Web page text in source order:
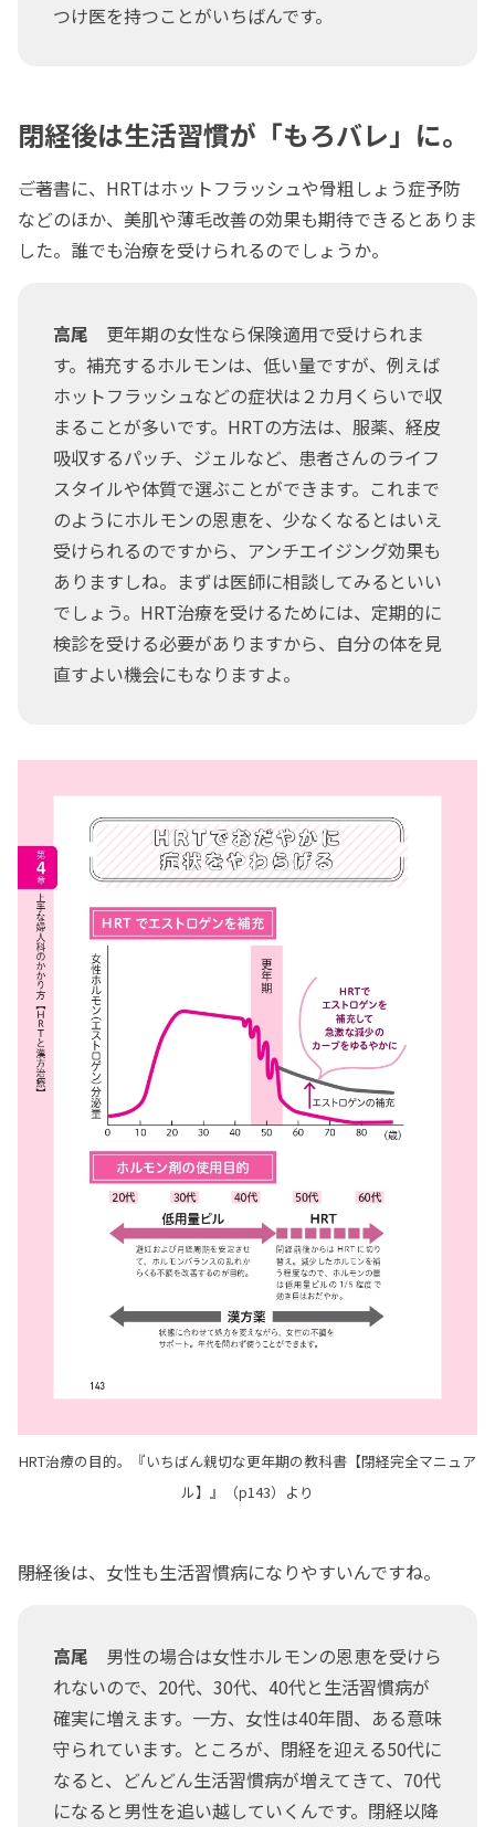
つけ医を持つことがいちばんです。
閉経後は生活習慣が「もろバレ」に。
――ご著書に、HRTはホットフラッシュや骨粗しょう症予防
などのほか、美肌や薄毛改善の効果も期待できるとありま
した。誰でも治療を受けられるのでしょうか。
高尾 更年期の女性なら保険適用で受けられま
す。補充するホルモンは、低い量ですが、例えば
ホットフラッシュなどの症状は２カ月くらいで収
まることが多いです。HRTの方法は、服薬、経皮
吸収するパッチ、ジェルなど、患者さんのライフ
スタイルや体質で選ぶことができます。これまで
のようにホルモンの恩恵を、少なくなるとはいえ
受けられるのですから、アンチエイジング効果も
ありますしね。まずは医師に相談してみるといい
でしょう。HRT治療を受けるためには、定期的に
検診を受ける必要がありますから、自分の体を見
直すよい機会にもなりますよ。
HRT治療の目的。『いちばん親切な更年期の教科書【閉経完全マニュア
ル】』（p143）より
――閉経後は、女性も生活習慣病になりやすいんですね。
高尾 男性の場合は女性ホルモンの恩恵を受けら
れないので、20代、30代、40代と生活習慣病が
確実に増えます。一方、女性は40年間、ある意味
守られています。ところが、閉経を迎える50代に
なると、どんどん生活習慣病が増えてきて、70代
になると男性を追い越していくんです。閉経以降